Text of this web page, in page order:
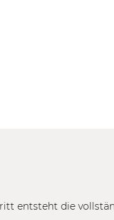
entsteht die